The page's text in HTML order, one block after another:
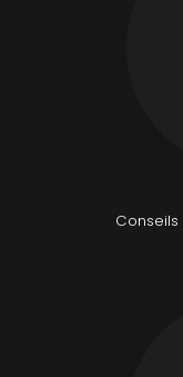
Conseils